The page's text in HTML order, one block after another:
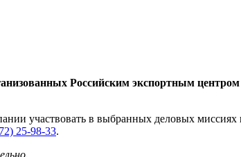
Российским экспортным
участвовать в выбранных деловых
25-98-33.